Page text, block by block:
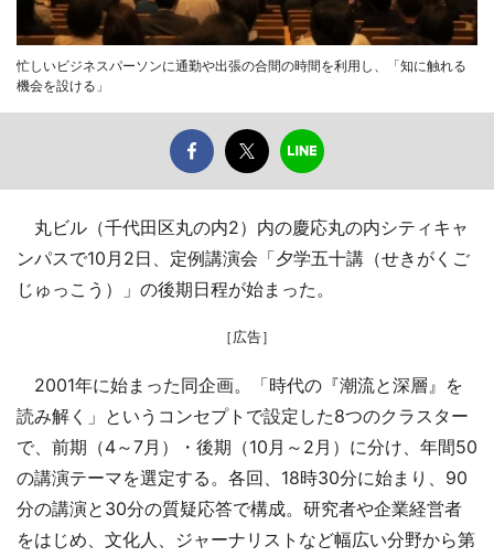
忙しいビジネスパーソンに通勤や出張の合間の時間を利用し、「知に触れる
機会を設ける」
丸ビル（千代田区丸の内2）内の慶応丸の内シティキャ
ンパスで10月2日、定例講演会「夕学五十講（せきがくご
じゅっこう）」の後期日程が始まった。
［広告］
2001年に始まった同企画。「時代の『潮流と深層』を
読み解く」というコンセプトで設定した8つのクラスター
で、前期（4～7月）・後期（10月～2月）に分け、年間50
の講演テーマを選定する。各回、18時30分に始まり、90
分の講演と30分の質疑応答で構成。研究者や企業経営者
をはじめ、文化人、ジャーナリストなど幅広い分野から第